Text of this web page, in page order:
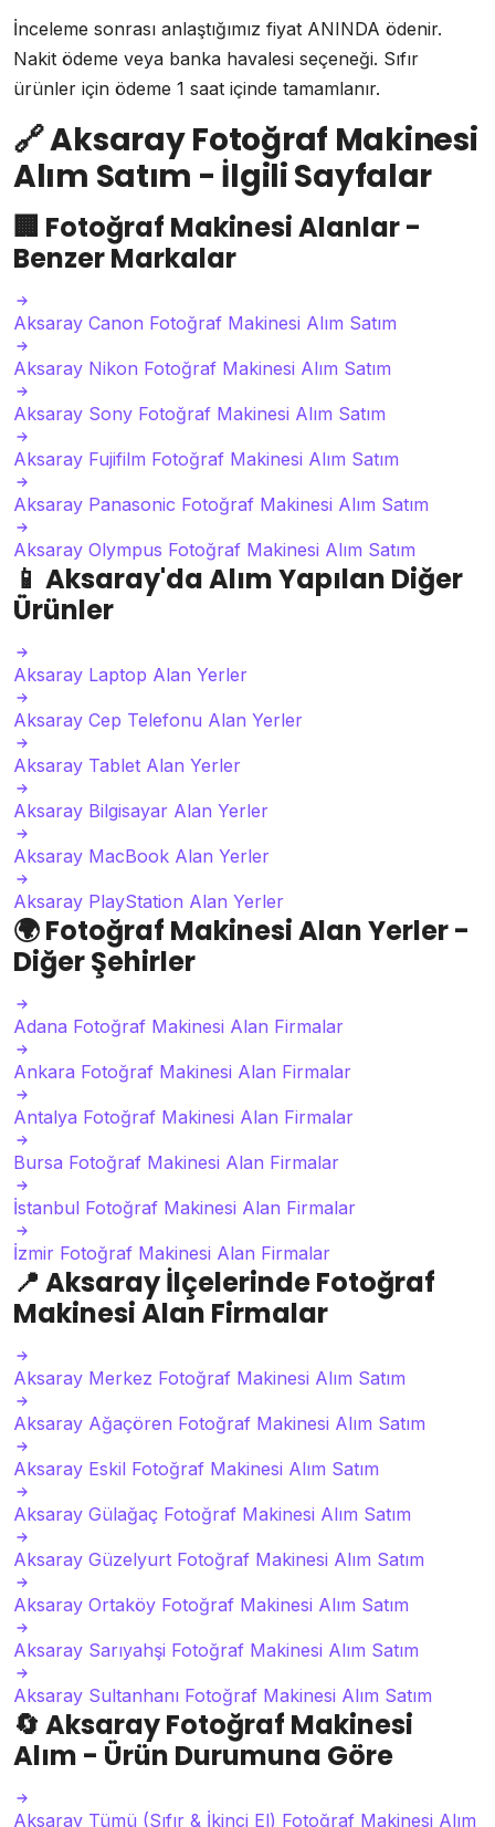
İnceleme sonrası anlaştığımız fiyat ANINDA ödenir.
Nakit ödeme veya banka havalesi seçeneği. Sıfır
ürünler için ödeme 1 saat içinde tamamlanır.
🔗Aksaray Fotoğraf Makinesi
Alım Satım - İlgili Sayfalar
🏢 Fotoğraf Makinesi Alanlar -
Benzer Markalar
Aksaray Canon Fotoğraf Makinesi Alım Satım
Aksaray Nikon Fotoğraf Makinesi Alım Satım
Aksaray Sony Fotoğraf Makinesi Alım Satım
Aksaray Fujifilm Fotoğraf Makinesi Alım Satım
Aksaray Panasonic Fotoğraf Makinesi Alım Satım
Aksaray Olympus Fotoğraf Makinesi Alım Satım
📱 Aksaray'da Alım Yapılan Diğer
Ürünler
Aksaray Laptop Alan Yerler
Aksaray Cep Telefonu Alan Yerler
Aksaray Tablet Alan Yerler
Aksaray Bilgisayar Alan Yerler
Aksaray MacBook Alan Yerler
Aksaray PlayStation Alan Yerler
🌍Fotoğraf Makinesi Alan Yerler -
Diğer Şehirler
Adana Fotoğraf Makinesi Alan Firmalar
Ankara Fotoğraf Makinesi Alan Firmalar
Antalya Fotoğraf Makinesi Alan Firmalar
Bursa Fotoğraf Makinesi Alan Firmalar
İstanbul Fotoğraf Makinesi Alan Firmalar
İzmir Fotoğraf Makinesi Alan Firmalar
📍 Aksaray İlçelerinde Fotoğraf
Makinesi Alan Firmalar
Aksaray Merkez Fotoğraf Makinesi Alım Satım
Aksaray Ağaçören Fotoğraf Makinesi Alım Satım
Aksaray Eskil Fotoğraf Makinesi Alım Satım
Aksaray Gülağaç Fotoğraf Makinesi Alım Satım
Aksaray Güzelyurt Fotoğraf Makinesi Alım Satım
Aksaray Ortaköy Fotoğraf Makinesi Alım Satım
Aksaray Sarıyahşi Fotoğraf Makinesi Alım Satım
Aksaray Sultanhanı Fotoğraf Makinesi Alım Satım
🔄 Aksaray Fotoğraf Makinesi
Alım - Ürün Durumuna Göre
Aksaray Tümü (Sıfır & İkinci El) Fotoğraf Makinesi Alım